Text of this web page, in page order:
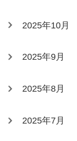
2025年10月
2025年9月
2025年8月
2025年7月